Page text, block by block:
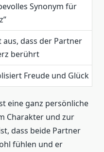
Synonym für
aus, dass der Partner
berührt
Freude und Glück
eine ganz persönliche
Charakter und zur
dass beide Partner
fühlen und er